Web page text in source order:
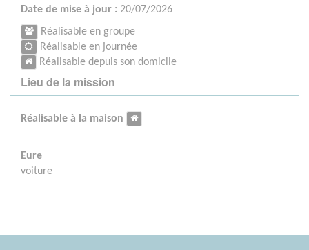
Date de mise à jour : 20/07/2026
Réalisable en groupe
Réalisable en journée
Réalisable depuis son domicile
Lieu de la mission
Réalisable à la maison
Eure
voiture